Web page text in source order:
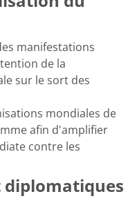
manifestations
de la
sur le sort des
mondiales de
afin d'amplifier
contre les